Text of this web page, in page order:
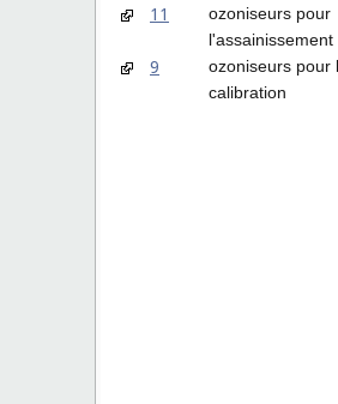
11
ozoniseurs pour
l'assainissement
9
ozoniseurs pour
calibration